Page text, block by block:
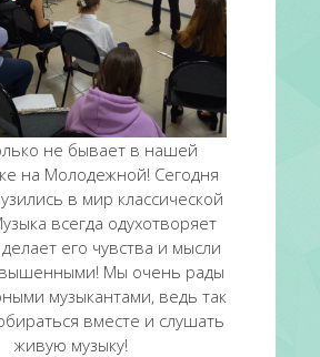
не бывает в нашей
на Молодежной! Сегодня
в мир классической
всегда одухотворяет
его чувства и мысли
Мы очень рады
музыкантами, ведь так
вместе и слушать
живую музыку!